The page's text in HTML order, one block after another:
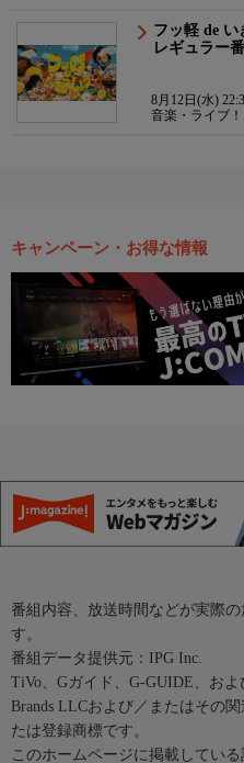
フッ軽 de
レギュラー
8月12日(水)
音楽・ライブ
キャンペーン・お得な情報
番組内容、放送時間などが実際
す。
番組データ提供元：IPG Inc.
TiVo、Gガイド、G-GUIDE、お
Brands LLCおよび／またはその
たは登録商標です。
このホームページに掲載してい